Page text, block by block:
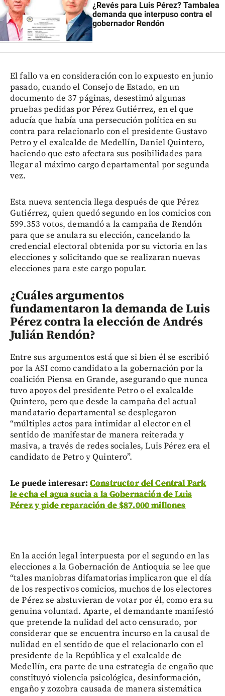
¿Revés para Luis Pérez? Tambalea
demanda que interpuso contra el
gobernador Rendón
El fallo va en consideración con lo expuesto en junio
pasado, cuando el Consejo de Estado, en un
documento de 37 páginas, desestimó algunas
pruebas pedidas por Pérez Gutiérrez, en el que
aducía que había una persecución política en su
contra para relacionarlo con el presidente Gustavo
Petro y el exalcalde de Medellín, Daniel Quintero,
haciendo que esto afectara sus posibilidades para
llegar al máximo cargo departamental por segunda
vez.
Esta nueva sentencia llega después de que Pérez
Gutiérrez, quien quedó segundo en los comicios con
599.353 votos, demandó a la campaña de Rendón
para que se anulara su elección, cancelando la
credencial electoral obtenida por su victoria en las
elecciones y solicitando que se realizaran nuevas
elecciones para este cargo popular.
¿Cuáles argumentos
fundamentaron la demanda de Luis
Pérez contra la elección de Andrés
Julián Rendón?
Entre sus argumentos está que si bien él se escribió
por la ASI como candidato a la gobernación por la
coalición Piensa en Grande, asegurando que nunca
tuvo apoyos del presidente Petro o el exalcalde
Quintero, pero que desde la campaña del actual
mandatario departamental se desplegaron
“múltiples actos para intimidar al elector en el
sentido de manifestar de manera reiterada y
masiva, a través de redes sociales, Luis Pérez era el
candidato de Petro y Quintero”.
Le puede interesar: Constructor del Central Park
le echa el agua sucia a la Gobernación de Luis
Pérez y pide reparación de $87.000 millones
En la acción legal interpuesta por el segundo en las
elecciones a la Gobernación de Antioquia se lee que
“tales maniobras difamatorias implicaron que el día
de los respectivos comicios, muchos de los electores
de Pérez se abstuvieran de votar por él, como era su
genuina voluntad. Aparte, el demandante manifestó
que pretende la nulidad del acto censurado, por
considerar que se encuentra incurso en la causal de
nulidad en el sentido de que el relacionarlo con el
presidente de la República y el exalcalde de
Medellín, era parte de una estrategia de engaño que
constituyó violencia psicológica, desinformación,
engaño y zozobra causada de manera sistemática